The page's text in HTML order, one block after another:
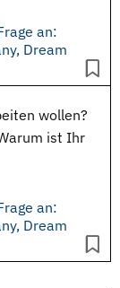
an:
Dream
wollen?
ist Ihr
an:
Dream